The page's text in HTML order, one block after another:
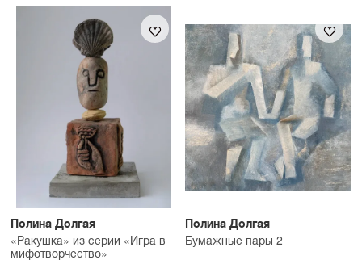
Полина Долгая
«Ракушка» из серии «Игра в
мифотворчество»
Полина Долгая
Бумажные пары 2